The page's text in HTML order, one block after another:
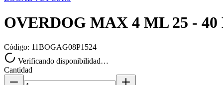
OVERDOG MAX 4 ML 25 - 40
Código: 11BOGAG08P1524
Verificando disponibilidad…
Cantidad